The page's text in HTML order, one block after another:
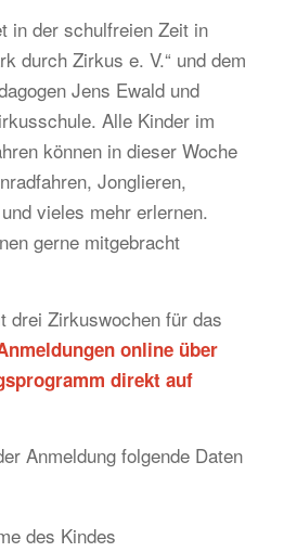
in der schulfreien Zeit in
durch Zirkus e. V.“ und dem
Jens Ewald und
Alle Kinder im
können in dieser Woche
Jonglieren,
vieles mehr erlernen.
gerne mitgebracht
drei Zirkuswochen für das
online über
direkt auf
Anmeldung folgende Daten
des Kindes